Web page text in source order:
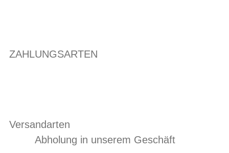
ZAHLUNGSARTEN
Versandarten
Abholung in unserem Geschäft